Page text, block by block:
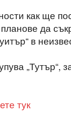
как ще
да
в
„Тутър“,
тук